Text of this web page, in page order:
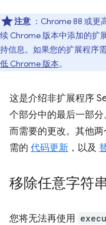
注意 ：Chrome 88 或
续 Chrome 版本中添加的扩
持信息。如果您的扩展程序
低 Chrome 版本。
这是介绍非扩展程序
个部分中的最后一部
而需要的更改。其他
需的 代码更新 ，以及
移除任意字符
您将无法再使用